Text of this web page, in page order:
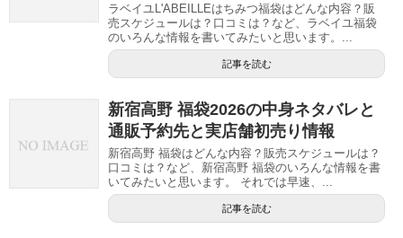
ラベイユL'ABEILLEはちみつ福袋はどんな内容？販
売スケジュールは？口コミは？など、ラベイユ福袋
のいろんな情報を書いてみたいと思います。...
記事を読む
新宿高野 福袋2026の中身ネタバレと
通販予約先と実店舗初売り情報
新宿高野 福袋はどんな内容？販売スケジュールは？
口コミは？など、新宿高野 福袋のいろんな情報を書
いてみたいと思います。 それでは早速、...
記事を読む